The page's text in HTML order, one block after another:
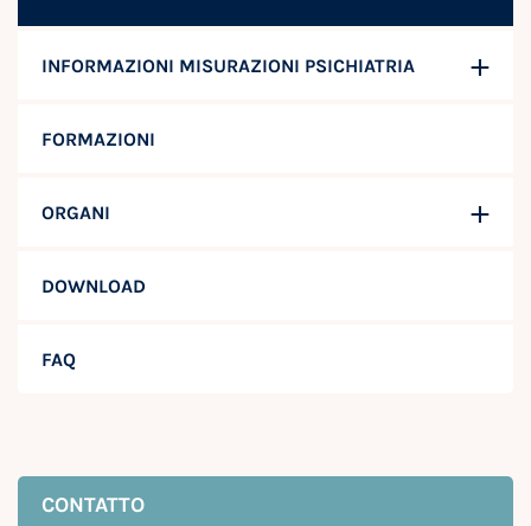
INFORMAZIONI MISURAZIONI PSICHIATRIA
FORMAZIONI
ORGANI
DOWNLOAD
FAQ
CONTATTO